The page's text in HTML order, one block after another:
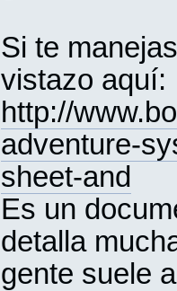
Si te
vistazo aquí:
http://
adventure-
sheet-and
Es un
detalla
gente suele